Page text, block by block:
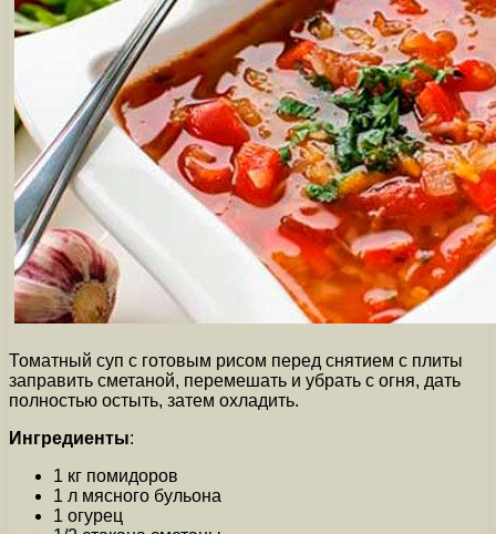
Томатный суп с готовым рисом перед снятием с плиты
заправить сметаной, перемешать и убрать с огня, дать
полностью остыть, затем охладить.
Ингредиенты:
1 кг помидоров
1 л мясного бульона
1 огурец